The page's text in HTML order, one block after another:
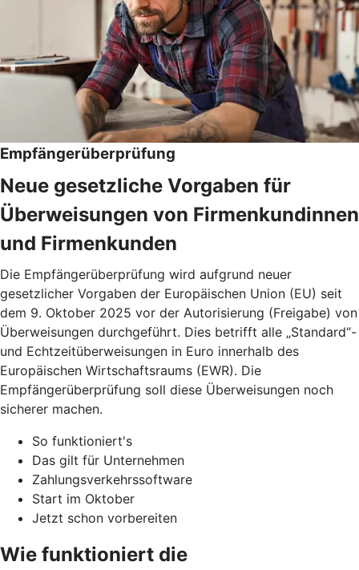
Empfängerüberprüfung
Neue gesetzliche Vorgaben für
Überweisungen von Firmenkundinnen
und Firmenkunden
Die Empfängerüberprüfung wird aufgrund neuer
gesetzlicher Vorgaben der Europäischen Union (EU) seit
dem 9. Oktober 2025 vor der Autorisierung (Freigabe) von
Überweisungen durchgeführt. Dies betrifft alle „Standard“-
und Echtzeitüberweisungen in Euro innerhalb des
Europäischen Wirtschaftsraums (EWR). Die
Empfängerüberprüfung soll diese Überweisungen noch
sicherer machen.
So funktioniert's
Das gilt für Unternehmen
Zahlungsverkehrssoftware
Start im Oktober
Jetzt schon vorbereiten
Wie funktioniert die